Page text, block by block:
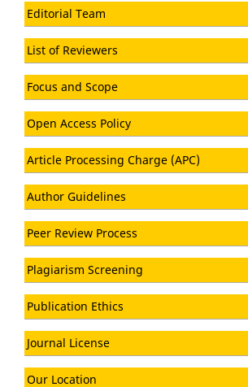
Editorial Team
List of Reviewers
Focus and Scope
Open Access Policy
Article Processing Charge (APC)
Author Guidelines
Peer Review Process
Plagiarism Screening
Publication Ethics
Journal License
Our Location